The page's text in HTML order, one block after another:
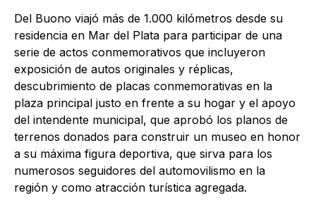
Del Buono viajó más de 1.000 kilómetros desde su
residencia en Mar del Plata para participar de una
serie de actos conmemorativos que incluyeron
exposición de autos originales y réplicas,
descubrimiento de placas conmemorativas en la
plaza principal justo en frente a su hogar y el apoyo
del intendente municipal, que aprobó los planos de
terrenos donados para construir un museo en honor
a su máxima figura deportiva, que sirva para los
numerosos seguidores del automovilismo en la
región y como atracción turística agregada.